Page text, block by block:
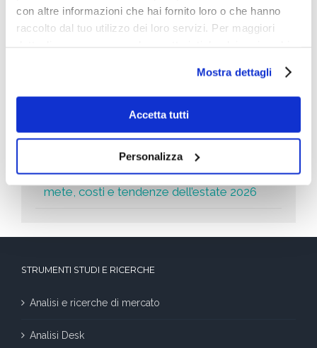
con altre informazioni che hai fornito loro o che hanno
raccolto dal tuo utilizzo dei loro servizi. Per maggiori
Mostra dettagli
Accetta tutti
Personalizza
Leader della Crescita 2026: le aziende che
crescono di più
Decidere le vacanze nell’era dell’algoritmo:
mete, costi e tendenze dell’estate 2026
STRUMENTI STUDI E RICERCHE
Analisi e ricerche di mercato
Analisi Desk